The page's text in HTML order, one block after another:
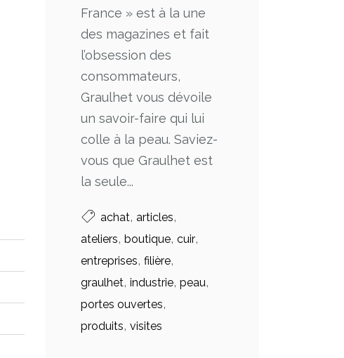
France » est à la une
des magazines et fait
l’obsession des
consommateurs,
Graulhet vous dévoile
un savoir-faire qui lui
colle à la peau. Saviez-
vous que Graulhet est
la seule...
achat, articles,
ateliers, boutique, cuir,
entreprises, filière,
graulhet, industrie, peau,
portes ouvertes,
produits, visites